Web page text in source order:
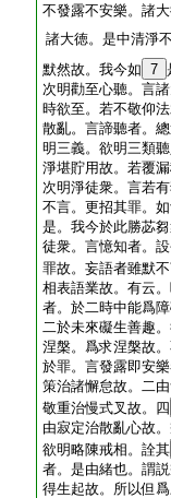
不發露不安樂。諸
諸大徳。是中清淨
默然故。我今如 7
次明勸至心聽。言
時欲至。若不敬仰
散亂。言諦聽者。
明三義。欲明三類
淨堪貯用故。若覆
次明淨徒衆。言若
不言。更招其罪。
是。我今於此勝苾
徒衆。言憶知者。
罪故。妄語者雖默
相表語業故。有云
者。於二時中能爲
二於未來礙生善趣
涅槃。爲求涅槃故
於罪。言發露即安
策治諸懈怠故。二
敬重治慢式叉故。四
由寂定治散亂心故
欲明略陳戒相。詮其
者。是由緒也。謂
得生起故。所以但